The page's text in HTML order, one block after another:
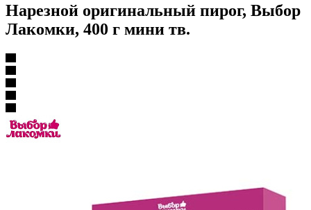
Нарезной оригинальный пирог, Выбор
Лакомки, 400 г мини тв.